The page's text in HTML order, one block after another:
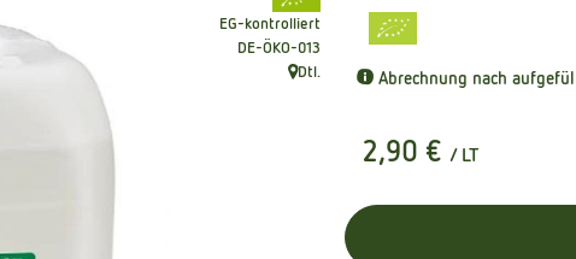
Abrechnung nach
2,90 € / LT
EG-kontrolliert
, Kontrollstelle:
DE-ÖKO-013
, Herkunft:
Dtl.